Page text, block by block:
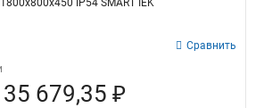
IP54 SMART IEK
Сравнить
35 679,35 ₽